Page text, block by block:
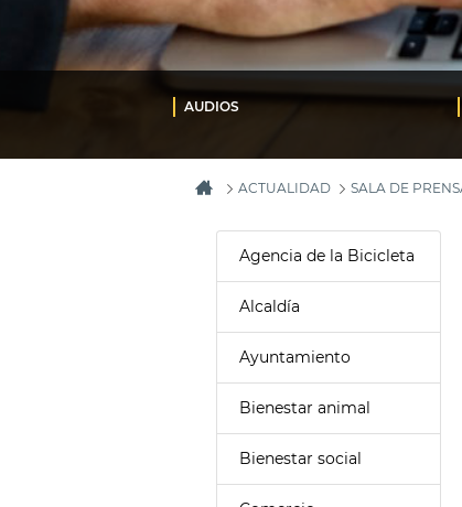
AUDIOS
ACTUALIDAD SALA DE
Agencia de la Bicicleta
Alcaldía
Ayuntamiento
Bienestar animal
Bienestar social